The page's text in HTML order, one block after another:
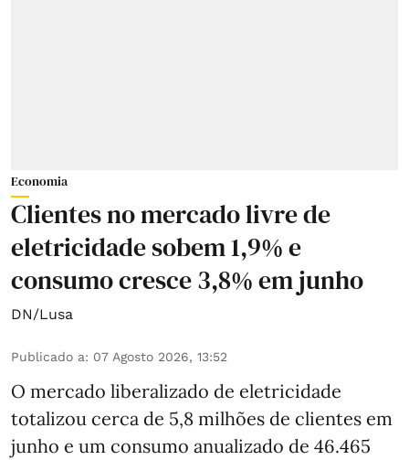
Economia
Clientes no mercado livre de
eletricidade sobem 1,9% e
consumo cresce 3,8% em junho
DN/Lusa
Publicado a: 07 Agosto 2026, 13:52
O mercado liberalizado de eletricidade
totalizou cerca de 5,8 milhões de clientes em
junho e um consumo anualizado de 46.465